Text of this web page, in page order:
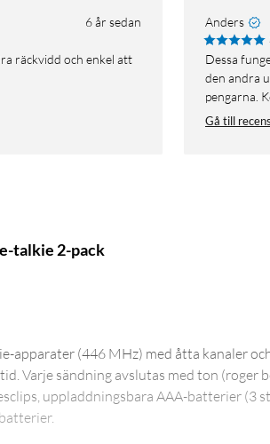
6 år sedan Anders
Dessa fungerar mycket bra. Testade med 1 lur i en källare och
den andra
pengarna.
Gå till
talkie 2-pack
apparater (446 MHz) med åtta kanaler
Varje sändning avslutas med ton (roger
uppladdningsbara AAA-batterier (3